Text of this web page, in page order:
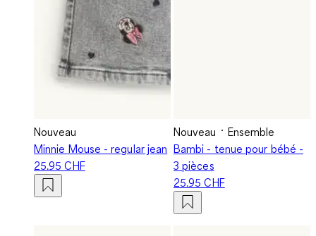
Nouveau
Minnie Mouse - regular jean
25.95 CHF
Nouveau
Ensemble
Bambi - tenue pour bébé -
3 pièces
25.95 CHF